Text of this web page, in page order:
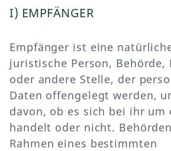
I) EMPFÄNGER
Empfänger ist eine
juristische Person, Behörde,
oder andere Stelle, der
Daten offengelegt werden,
davon, ob es sich bei ihr um
handelt oder nicht.
Rahmen eines bestimmten